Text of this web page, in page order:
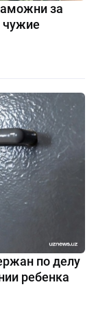
за
чужие
по делу
ребенка